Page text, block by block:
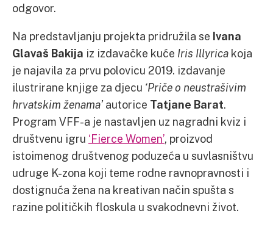
odgovor.
Na predstavljanju projekta pridružila se Ivana
Glavaš Bakija iz izdavačke kuće Iris Illyrica koja
je najavila za prvu polovicu 2019. izdavanje
ilustrirane knjige za djecu ‘Priče o neustrašivim
hrvatskim ženama’ autorice Tatjane Barat.
Program VFF-a je nastavljen uz nagradni kviz i
društvenu igru ‘Fierce Women’, proizvod
istoimenog društvenog poduzeća u suvlasništvu
udruge K-zona koji teme rodne ravnopravnosti i
dostignuća žena na kreativan način spušta s
razine političkih floskula u svakodnevni život.